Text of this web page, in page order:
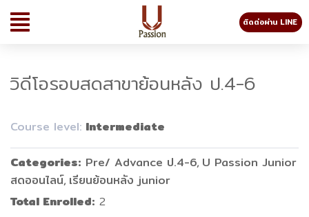
ติดต่อผ่าน LINE
วิดีโอรอบสดสาขาย้อนหลัง ป.4-6
Course level: Intermediate
Categories Pre/ Advance ป.4-6 U Passion Junior
สดออนไลน์ เรียนย้อนหลัง junior
Total Enrolled 2